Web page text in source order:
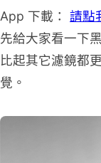
App 下載： 請點
先給大家看一下
比起其它濾鏡都
覺。